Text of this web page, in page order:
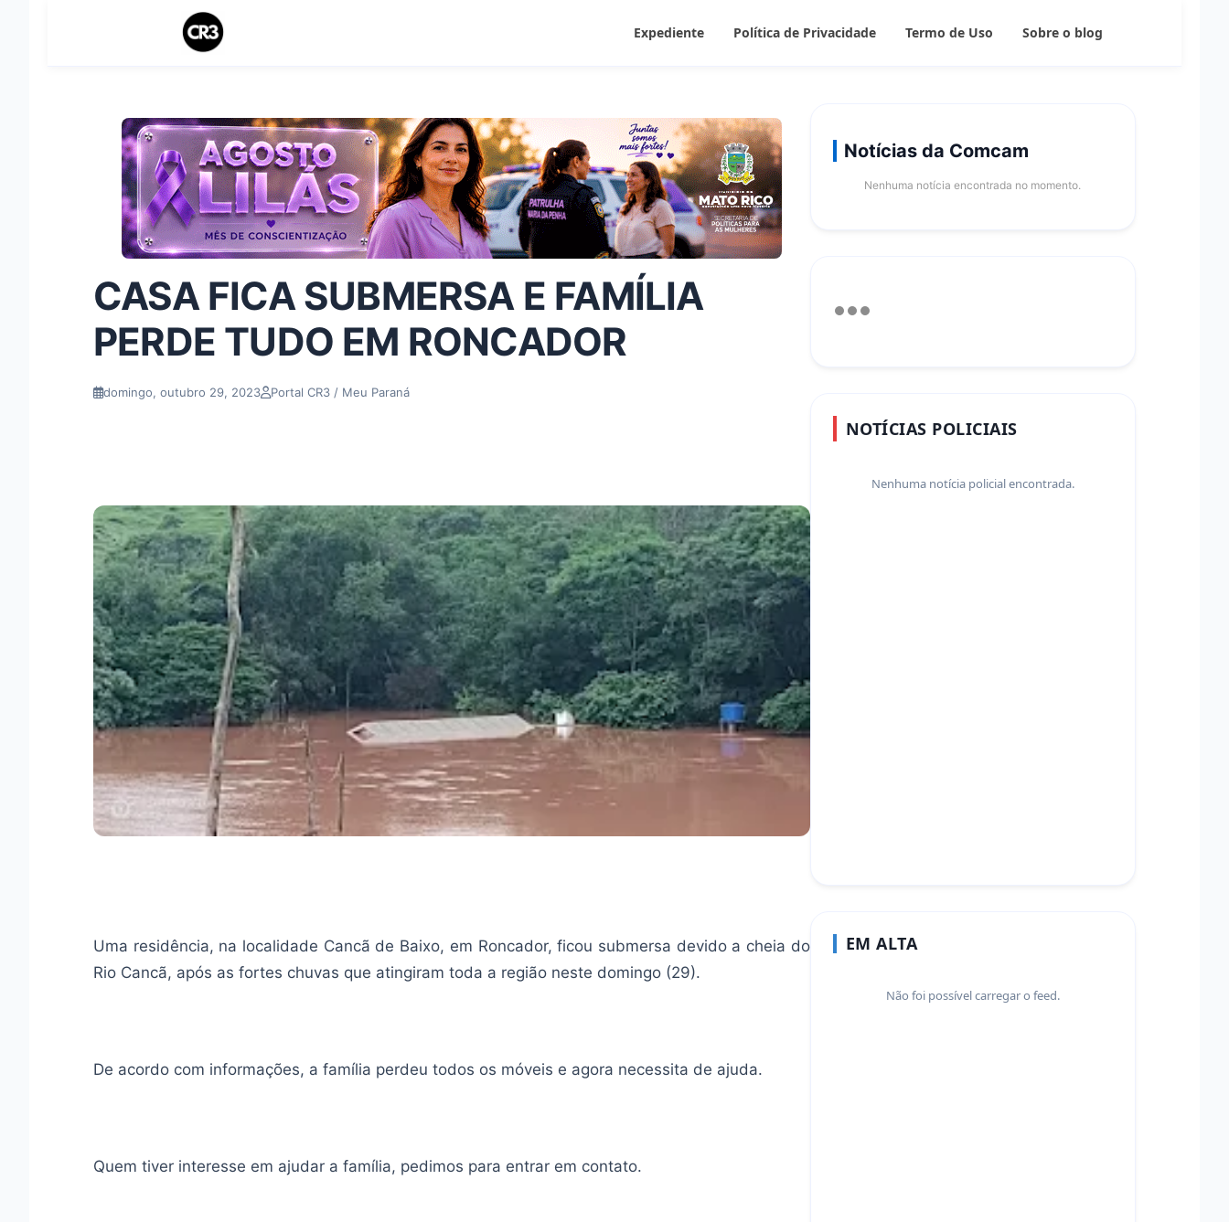
Expediente Política de Privacidade Termo de Uso Sobre o blog
CASA FICA SUBMERSA E FAMÍLIA
PERDE TUDO EM RONCADOR
domingo, outubro 29, 2023 Portal CR3 / Meu Paraná
Uma residência, na localidade Cancã de Baixo, em Roncador, ficou submersa devido a cheia do
Rio Cancã, após as fortes chuvas que atingiram toda a região neste domingo (29).
De acordo com informações, a família perdeu todos os móveis e agora necessita de ajuda.
Quem tiver interesse em ajudar a família, pedimos para entrar em contato.
Notícias da Comcam
Nenhuma notícia encontrada no momento.
NOTÍCIAS POLICIAIS
Nenhuma notícia policial encontrada.
EM ALTA
Não foi possível carregar o feed.